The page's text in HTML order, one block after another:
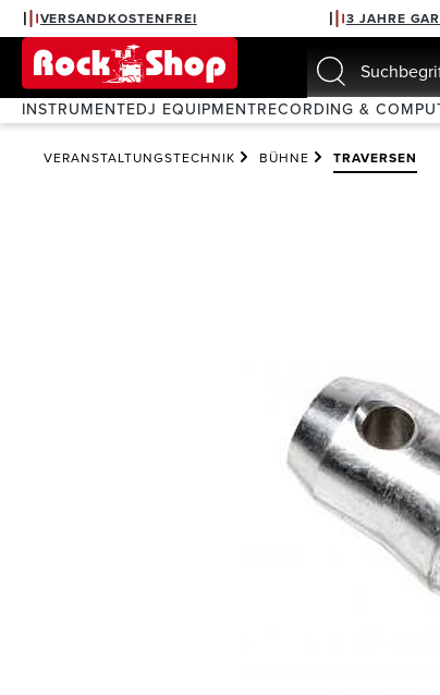
Zur Hauptnavigation springen
VERSANDKOSTENFREI 3 JAHRE
INSTRUMENTEDJ EQUIPMENTRECORDING &
VERANSTALTUNGSTECHNIK BÜHNE TRAVERSEN